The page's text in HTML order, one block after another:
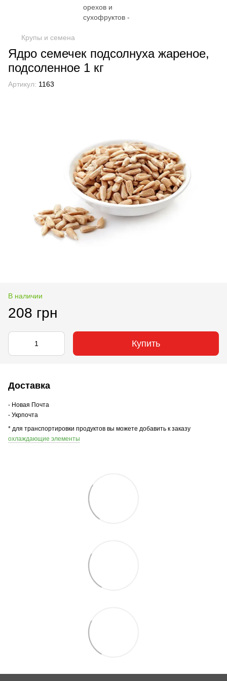
Крупы и семена
Ядро семечек подсолнуха жареное,
подсоленное 1 кг
Артикул: 1163
В наличии
208 грн
Купить
Доставка
- Новая Почта
- Укрпочта
* для транспортировки продуктов вы можете добавить к заказу
охлаждающие элементы